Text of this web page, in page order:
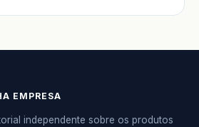
EMPRESA
independente sobre os produtos